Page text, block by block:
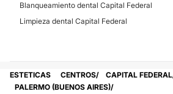
Blanqueamiento dental Capital Federal
Limpieza dental Capital Federal
ESTETICAS CENTROS
CAPITAL FEDERAL
PALERMO (BUENOS AIRES)